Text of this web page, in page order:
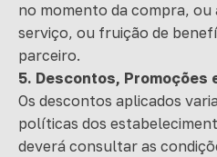
no momento da compra, ou
serviço, ou fruição de
parceiro.
5. Descontos, Promoções
Os descontos aplicados
políticas dos
deverá consultar as